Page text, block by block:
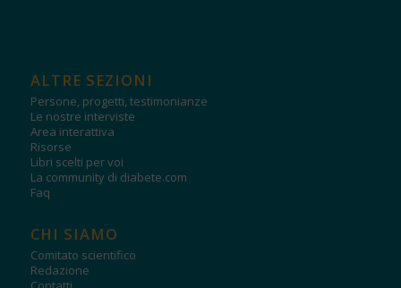
ALTRE SEZIONI
Persone, progetti, testimonianze
Le nostre interviste
Area interattiva
Risorse
Libri scelti per voi
La community di diabete.com
Faq
CHI SIAMO
Comitato scientifico
Redazione